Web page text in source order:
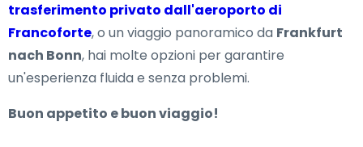
trasferimento privato dall'aeroporto di
Francoforte, o un viaggio panoramico da Frankfurt
nach Bonn, hai molte opzioni per garantire
un'esperienza fluida e senza problemi.
Buon appetito e buon viaggio!